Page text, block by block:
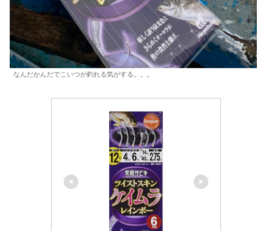
なんだかんだでこいつが釣れる気がする。。。